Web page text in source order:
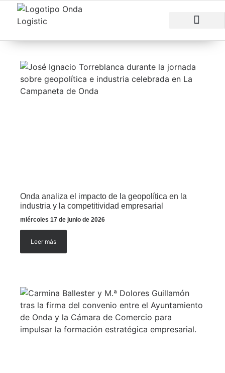
Onda analiza el impacto de la geopolítica en la
industria y la competitividad empresarial
miércoles 17 de junio de 2026
Leer más